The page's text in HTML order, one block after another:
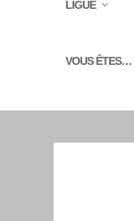
LIGUE
VOUS ÊTES…